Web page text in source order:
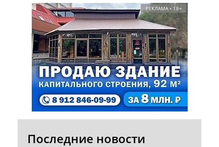
РЕКЛАМА • 18+
Последние новости